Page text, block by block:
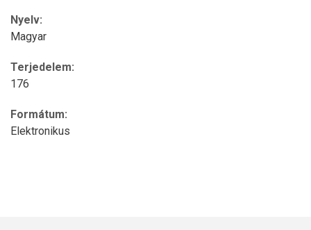
Nyelv:
Magyar
Terjedelem:
176
Formátum:
Elektronikus